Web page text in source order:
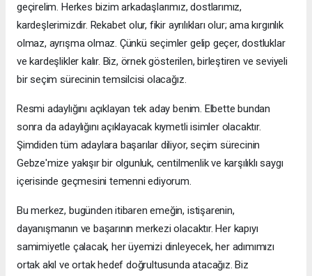
geçirelim. Herkes bizim arkadaşlarımız, dostlarımız,
kardeşlerimizdir. Rekabet olur, fikir ayrılıkları olur; ama kırgınlık
olmaz, ayrışma olmaz. Çünkü seçimler gelip geçer, dostluklar
ve kardeşlikler kalır. Biz, örnek gösterilen, birleştiren ve seviyeli
bir seçim sürecinin temsilcisi olacağız.
Resmi adaylığını açıklayan tek aday benim. Elbette bundan
sonra da adaylığını açıklayacak kıymetli isimler olacaktır.
Şimdiden tüm adaylara başarılar diliyor, seçim sürecinin
Gebze'mize yakışır bir olgunluk, centilmenlik ve karşılıklı saygı
içerisinde geçmesini temenni ediyorum.
Bu merkez, bugünden itibaren emeğin, istişarenin,
dayanışmanın ve başarının merkezi olacaktır. Her kapıyı
samimiyetle çalacak, her üyemizi dinleyecek, her adımımızı
ortak akıl ve ortak hedef doğrultusunda atacağız. Biz